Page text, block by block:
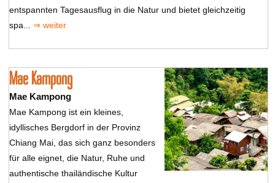
entspannten Tagesausflug in die Natur und bietet gleichzeitig
spa... ⇒ weiter
Mae Kampong
Mae Kampong
Mae Kampong ist ein kleines,
idyllisches Bergdorf in der Provinz
Chiang Mai, das sich ganz besonders
für alle eignet, die Natur, Ruhe und
authentische thailändische Kultur